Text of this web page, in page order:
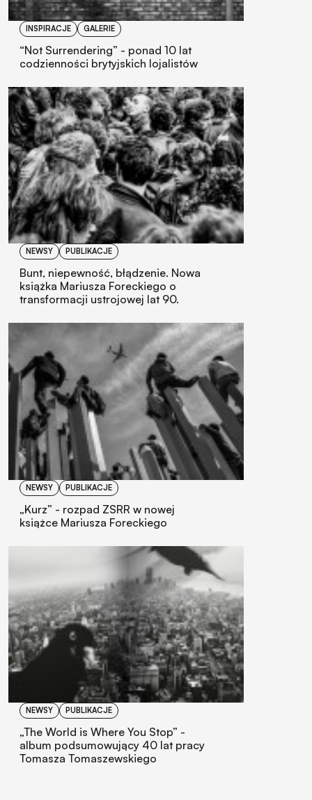
INSPIRACJE GALERIE
“Not Surrendering” - ponad 10 lat
codzienności brytyjskich lojalistów
NEWSY PUBLIKACJE
Bunt, niepewność, błądzenie. Nowa
książka Mariusza Foreckiego o
transformacji ustrojowej lat 90.
NEWSY PUBLIKACJE
„Kurz” - rozpad ZSRR w nowej
książce Mariusza Foreckiego
NEWSY PUBLIKACJE
„The World is Where You Stop” -
album podsumowujący 40 lat pracy
Tomasza Tomaszewskiego